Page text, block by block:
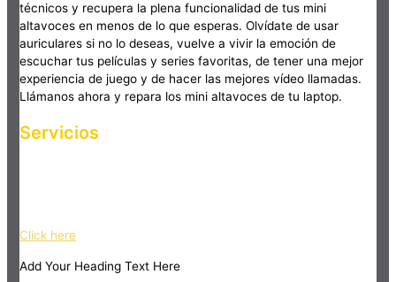
técnicos y recupera la plena funcionalidad de tus mini
altavoces en menos de lo que esperas. Olvídate de usar
auriculares si no lo deseas, vuelve a vivir la emoción de
escuchar tus películas y series favoritas, de tener una mejor
experiencia de juego y de hacer las mejores vídeo llamadas.
Llámanos ahora y repara los mini altavoces de tu laptop.
Servicios
Click here
Add Your Heading Text Here